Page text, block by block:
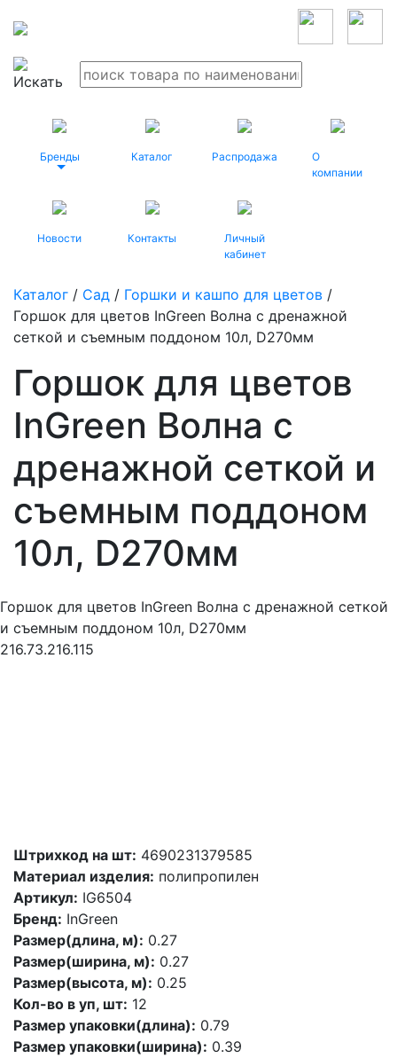
Бренды Каталог Распродажа
О
компании
Новости Контакты
Личный
кабинет
Каталог / Сад / Горшки и кашпо для цветов /
Горшок для цветов InGreen Волна с дренажной
сеткой и съемным поддоном 10л, D270мм
Горшок для цветов
InGreen Волна с
дренажной сеткой и
съемным поддоном
10л, D270мм
Горшок для цветов InGreen Волна с дренажной сеткой
и съемным поддоном 10л, D270мм
216.73.216.115
Штрихкод на шт: 4690231379585
Материал изделия: полипропилен
Артикул: IG6504
Бренд: InGreen
Размер(длина, м): 0.27
Размер(ширина, м): 0.27
Размер(высота, м): 0.25
Кол-во в уп, шт: 12
Размер упаковки(длина): 0.79
Размер упаковки(ширина): 0.39